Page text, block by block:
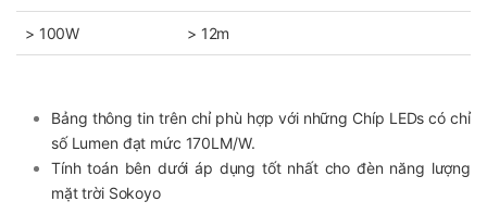
> 100W > 12m
Bảng thông tin trên chỉ phù hợp với những Chíp LEDs có chỉ
số Lumen đạt mức 170LM/W.
Tính toán bên dưới áp dụng tốt nhất cho đèn năng lượng
mặt trời Sokoyo